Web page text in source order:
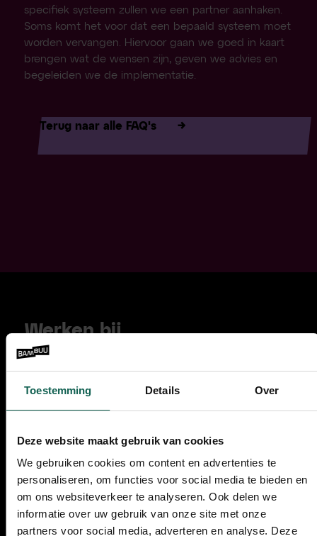
Toestemming Details Over
Deze website maakt gebruik van cookies
We gebruiken cookies om content en advertenties te
personaliseren, om functies voor social media te bieden en
om ons websiteverkeer te analyseren. Ook delen we
informatie over uw gebruik van onze site met onze
partners voor social media, adverteren en analyse. Deze
specifiek systeem zullen we een partner aanhaken.
Soms komt het voor dat een bepaald systeem moet
worden vervangen. Hiervoor gaan we goed in kaart
brengen wat de wensen zijn, geven we advies en
begeleiden we de implementatie.
Terug naar alle FAQ's →
Werken bij
Bambuu?
Lees hier meer over
unieke aanpak
085 210 47 47
E-mail: info@bambuu.nl